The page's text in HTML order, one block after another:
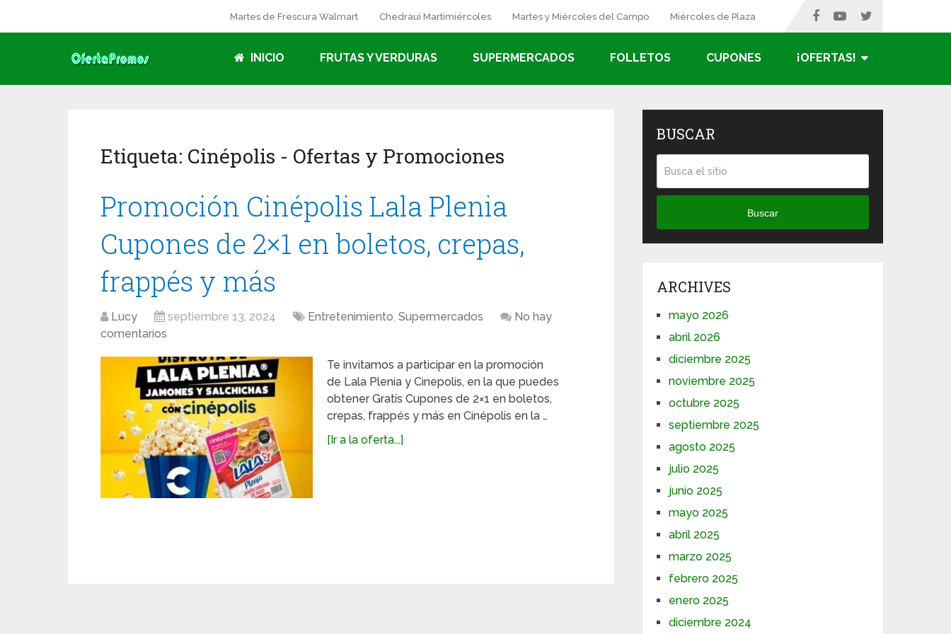
Martes de Frescura Walmart Chedraui Martimiércoles Martes y Miércoles del Campo Miércoles de Plaza
INICIO FRUTAS Y VERDURAS SUPERMERCADOS FOLLETOS CUPONES ¡OFERTAS!
Etiqueta: Cinépolis - Ofertas y Promociones
Promoción Cinépolis Lala Plenia
Cupones de 2×1 en boletos, crepas,
frappés y más
Lucy septiembre 13, 2024 Entretenimiento, Supermercados
No hay
comentarios
Te invitamos a participar en la promoción
de Lala Plenia y Cinepolis, en la que puedes
obtener Gratis Cupones de 2×1 en boletos,
crepas, frappés y más en Cinépolis en la …
[Ir a la oferta...]
BUSCAR
Buscar
ARCHIVES
mayo 2026
abril 2026
diciembre 2025
noviembre 2025
octubre 2025
septiembre 2025
agosto 2025
julio 2025
junio 2025
mayo 2025
abril 2025
marzo 2025
febrero 2025
enero 2025
diciembre 2024